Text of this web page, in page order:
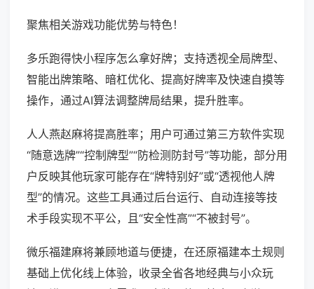
聚焦相关游戏功能优势与特色！
多乐跑得快小程序怎么拿好牌；支持透视全局牌型、
智能出牌策略、暗杠优化、提高好牌率及快速自摸等
操作，通过AI算法调整牌局结果，提升胜率。
人人燕赵麻将提高胜率；用户可通过第三方软件实现
“随意选牌”“控制牌型”“防检测防封号”等功能，部分用
户反映其他玩家可能存在“牌特别好”或“透视他人牌
型”的情况。这些工具通过后台运行、自动连接等技
术手段实现不平公，且“安全性高”“不被封号”。
微乐福建麻将兼顾地道与便捷，在还原福建本土规则
基础上优化线上体验，收录全省各地经典与小众玩